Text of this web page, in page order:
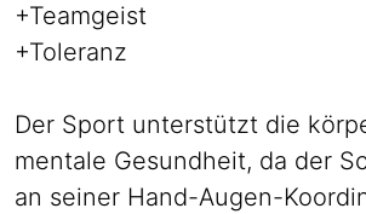
+Teamgeist
+Toleranz
Der Sport unterstützt die
mentale Gesundheit, da der
an seiner Hand-Augen-